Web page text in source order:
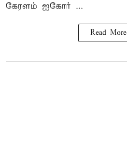
கேரளம் ஐகோர் ...
Read More